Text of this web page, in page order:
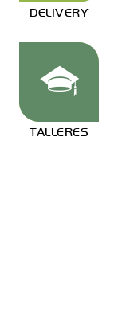
DELIVERY
TALLERES